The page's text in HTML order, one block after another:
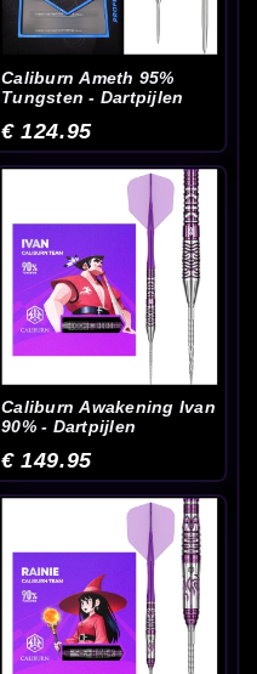
Caliburn Ameth 95%
Tungsten - Dartpijlen
€ 124.95
Caliburn Awakening Ivan
90% - Dartpijlen
€ 149.95